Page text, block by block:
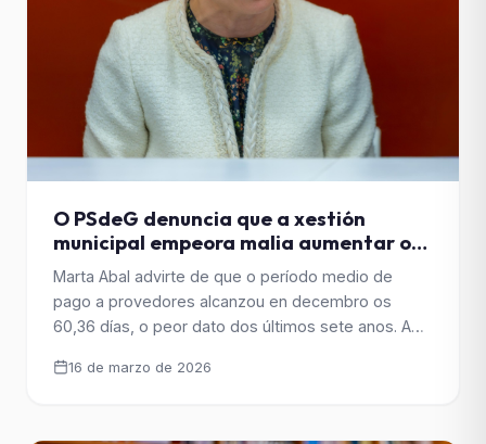
O PSdeG denuncia que a xestión
municipal empeora malia aumentar os
cargos directivos
Marta Abal advirte de que o período medio de
pago a provedores alcanzou en decembro os
60,36 días, o peor dato dos últimos sete anos. A
pendente aumentou en máis de 3 millóns de euros
16 de marzo de 2026